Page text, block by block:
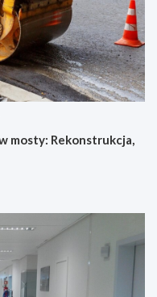
mosty: Rekonstrukcja,